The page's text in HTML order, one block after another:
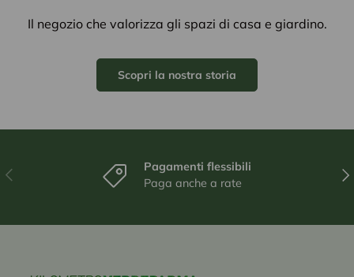
Il negozio che valorizza gli spazi di casa e giardino.
Scopri la nostra storia
Indietro
Pagamenti flessibili
Paga anche a rate